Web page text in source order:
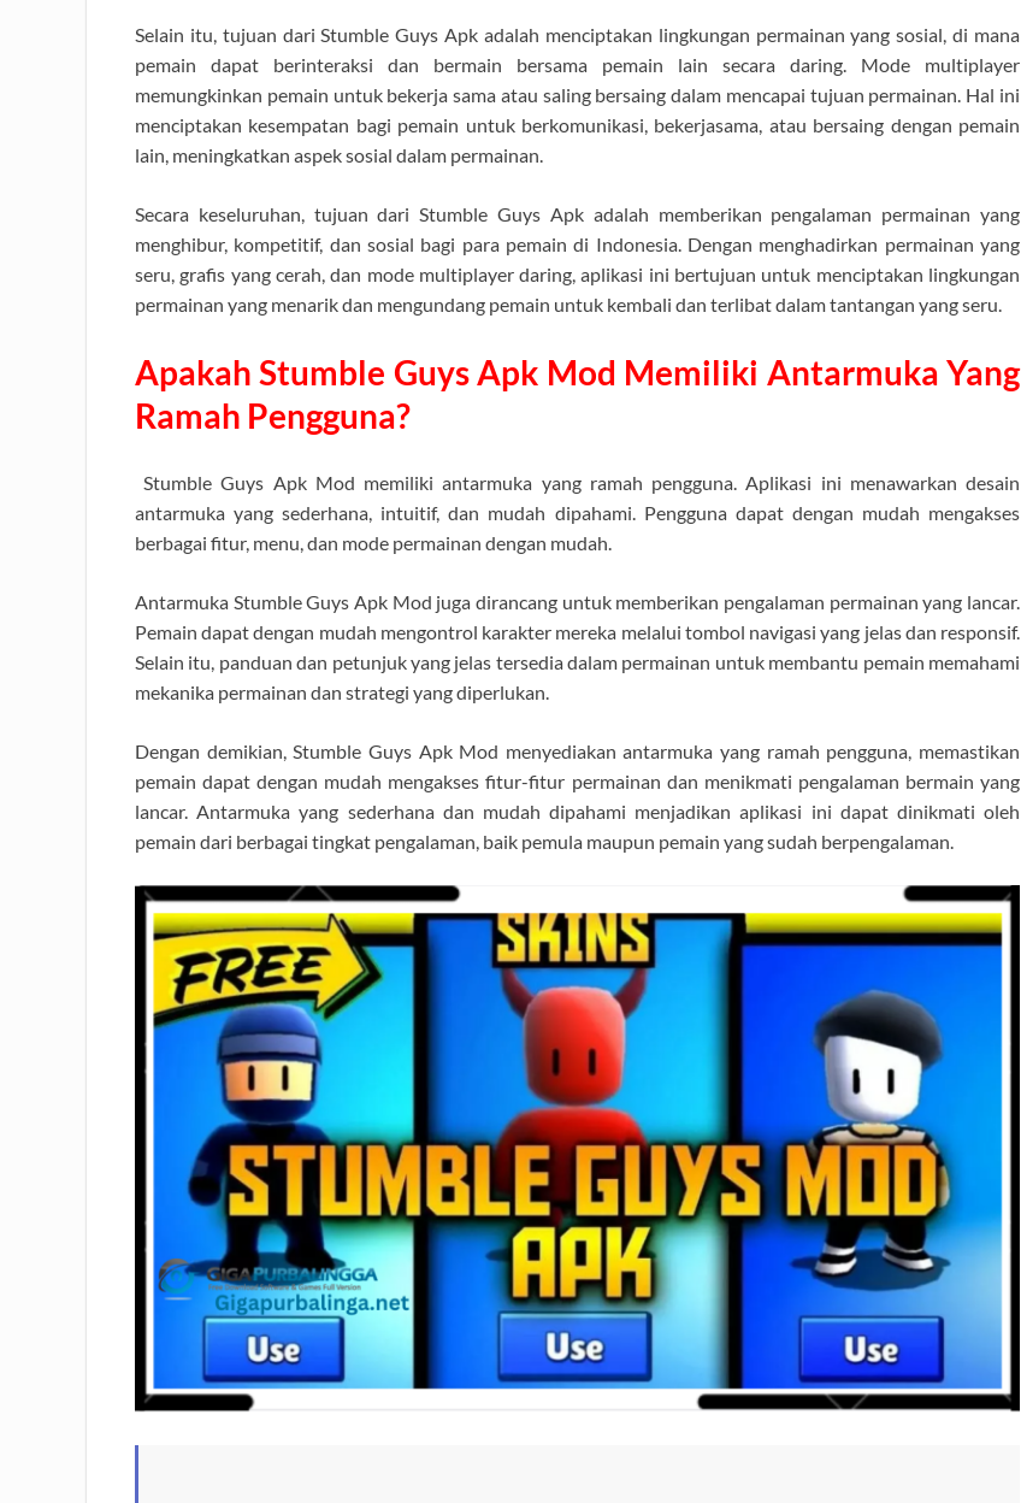
Selain itu, tujuan dari Stumble Guys Apk adalah menciptakan lingkungan permainan yang sosial, di mana
pemain dapat berinteraksi dan bermain bersama pemain lain secara daring. Mode multiplayer
memungkinkan pemain untuk bekerja sama atau saling bersaing dalam mencapai tujuan permainan. Hal ini
menciptakan kesempatan bagi pemain untuk berkomunikasi, bekerjasama, atau bersaing dengan pemain
lain, meningkatkan aspek sosial dalam permainan.
Secara keseluruhan, tujuan dari Stumble Guys Apk adalah memberikan pengalaman permainan yang
menghibur, kompetitif, dan sosial bagi para pemain di Indonesia. Dengan menghadirkan permainan yang
seru, grafis yang cerah, dan mode multiplayer daring, aplikasi ini bertujuan untuk menciptakan lingkungan
permainan yang menarik dan mengundang pemain untuk kembali dan terlibat dalam tantangan yang seru.
Apakah Stumble Guys Apk Mod Memiliki Antarmuka Yang
Ramah Pengguna?
Stumble Guys Apk Mod memiliki antarmuka yang ramah pengguna. Aplikasi ini menawarkan desain
antarmuka yang sederhana, intuitif, dan mudah dipahami. Pengguna dapat dengan mudah mengakses
berbagai fitur, menu, dan mode permainan dengan mudah.
Antarmuka Stumble Guys Apk Mod juga dirancang untuk memberikan pengalaman permainan yang lancar.
Pemain dapat dengan mudah mengontrol karakter mereka melalui tombol navigasi yang jelas dan responsif.
Selain itu, panduan dan petunjuk yang jelas tersedia dalam permainan untuk membantu pemain memahami
mekanika permainan dan strategi yang diperlukan.
Dengan demikian, Stumble Guys Apk Mod menyediakan antarmuka yang ramah pengguna, memastikan
pemain dapat dengan mudah mengakses fitur-fitur permainan dan menikmati pengalaman bermain yang
lancar. Antarmuka yang sederhana dan mudah dipahami menjadikan aplikasi ini dapat dinikmati oleh
pemain dari berbagai tingkat pengalaman, baik pemula maupun pemain yang sudah berpengalaman.